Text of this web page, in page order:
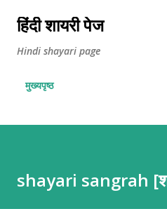
हिंदी शायरी पेज
Hindi shayari page
मुख्यपृष्ठ
shayari sangrah